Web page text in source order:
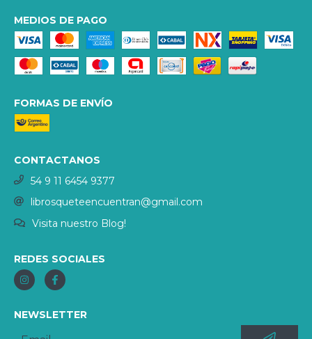
MEDIOS DE PAGO
FORMAS DE ENVÍO
CONTACTANOS
54 9 11 6454 9377
librosqueteencuentran@gmail.com
Visita nuestro Blog!
REDES SOCIALES
NEWSLETTER